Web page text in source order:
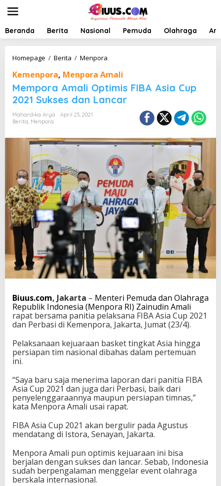
t
Beranda Berita Nasional Pemuda Olahraga
Homepage / Berita / Menpora
m
p
o
r
a
l
O
p
t
i
m
i
s
F
B
A
A
i
C
u
p
2
2
1
k
s
e
s
a
n
L
a
n
c
a
Kemenpora, Menpora Amali
Mempora Amali Optimis FIBA Asia Cup
2021 Sukses dan Lancar
Mahardika Arya
April 23, 2021
Berita, Menpora
Biuus.com, Jakarta – Menteri Pemuda dan Olahraga
Republik Indonesia (Menpora RI) Zainudin Amali
rapat bersama panitia pelaksana FIBA Asia Cup 2021
dan Perbasi di Kemenpora, Jakarta, Jumat (23/4).
Pelaksanaan kejuaraan basket tingkat Asia hingga
persiapan tim nasional dibahas dalam pertemuan
ini.
“Saya baru saja menerima laporan dari panitia FIBA
Asia Cup 2021 dan juga dari Perbasi, baik dari
penyelenggaraannya maupun persiapan timnas,”
kata Menpora Amali usai rapat.
FIBA Asia Cup 2021 akan bergulir pada Agustus
mendatang di Istora, Senayan, Jakarta.
Menpora Amali pun optimis kejuaraan ini bisa
berjalan dengan sukses dan lancar. Sebab, Indonesia
sudah berpengalaman menggelar event olahraga
berskala internasional.